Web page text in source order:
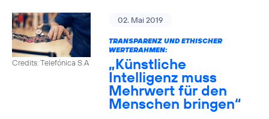
Credits: Telefónica S.A
02. Mai 2019
TRANSPARENZ UND ETHISCHER
WERTERAHMEN:
„Künstliche
Intelligenz muss
Mehrwert für den
Menschen bringen“